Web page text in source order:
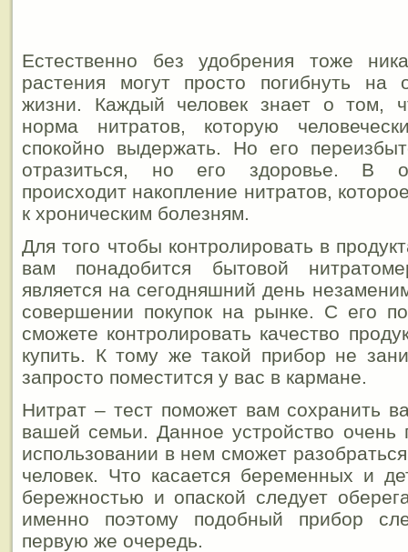
Естественно без удобрения тоже
растения могут просто погибнуть на
жизни. Каждый человек знает о том,
норма нитратов, которую
спокойно выдержать. Но его
отразиться, но его здоровье. В
происходит накопление нитратов,
к хроническим болезням.
Для того чтобы контролировать в
вам понадобится бытовой
является на сегодняшний день
совершении покупок на рынке. С его
сможете контролировать качество
купить. К тому же такой прибор не
запросто поместится у вас в кармане.
Нитрат – тест поможет вам сохранить
вашей семьи. Данное устройство очень
использовании в нем сможет
человек. Что касается беременных и
бережностью и опаской следует
именно поэтому подобный прибор
первую же очередь.